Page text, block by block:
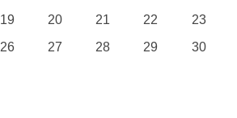
19 20 21 22
23
26 27 28 29
30